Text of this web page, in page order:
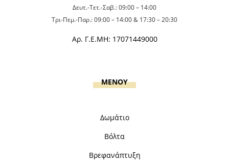
Δευτ.-Τετ.-Σαβ.: 09:00 – 14:00
Τρι-Πεμ.-Παρ.: 09:00 – 14:00 & 17:30 – 20:30
Αρ. Γ.Ε.ΜΗ: 17071449000
MENOY
Δωμάτιο
Βόλτα
Βρεφανάπτυξη